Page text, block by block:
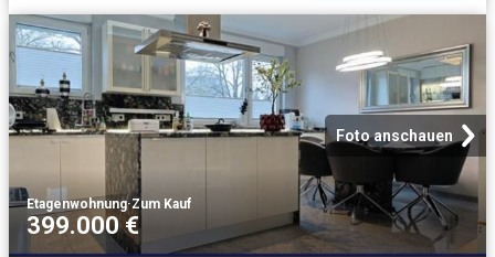
Foto anschauen
Etagenwohnung·Zum Kauf
399.000 €